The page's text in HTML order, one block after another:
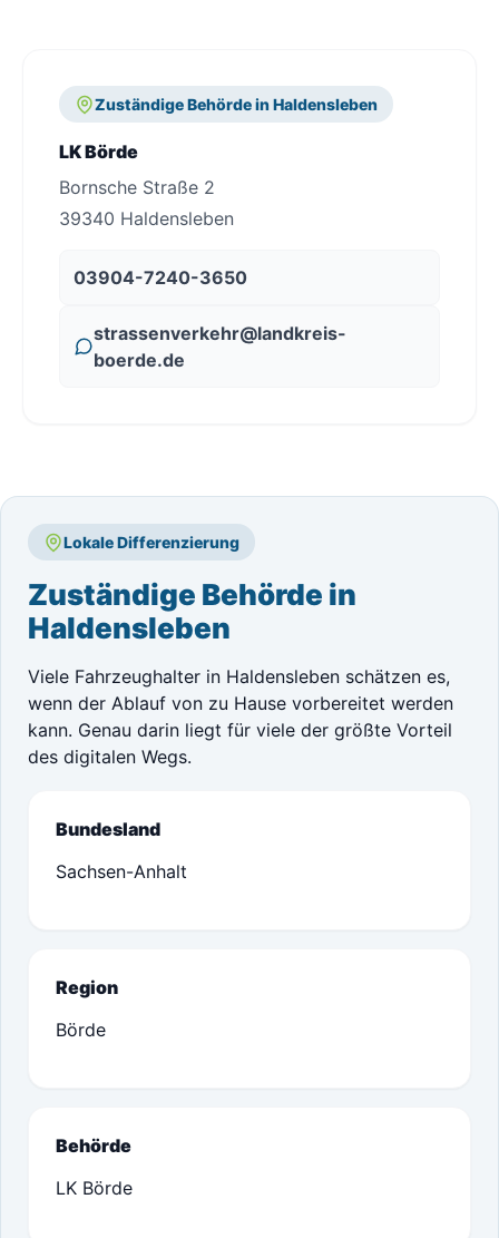
Zuständige Behörde in Haldensleben
LK Börde
Bornsche Straße 2
39340 Haldensleben
03904-7240-3650
strassenverkehr@landkreis-
boerde.de
Lokale Differenzierung
Zuständige Behörde in
Haldensleben
Viele Fahrzeughalter in Haldensleben schätzen es,
wenn der Ablauf von zu Hause vorbereitet werden
kann. Genau darin liegt für viele der größte Vorteil
des digitalen Wegs.
Bundesland
Sachsen-Anhalt
Region
Börde
Behörde
LK Börde